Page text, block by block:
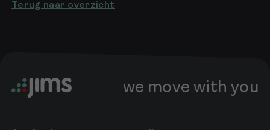
Terug naar overzicht
we move with you